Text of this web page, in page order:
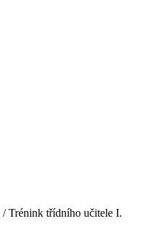
/ Trénink třídního učitele I.